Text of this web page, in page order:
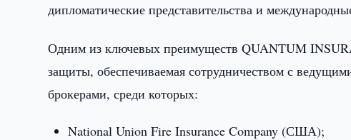
дипломатические представительства и
Одним из ключевых преимуществ QUANTUM
защиты, обеспечиваемая сотрудничеством с
брокерами, среди которых:
National Union Fire Insurance Company (США);